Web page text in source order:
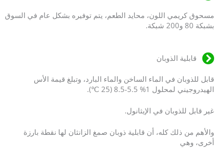
مسحوق كريمي اللون، محايد الطعم، يتم توفيره بشكل عام في السوق
بشبكة 80 و200 شبكة.
قابلية الذوبان
قابل للذوبان في الماء الساخن والماء البارد، وتبلغ قيمة الأس
الهيدروجيني لمحلول 1% 5.5-8.5 (25 ℃).
غير قابل للذوبان في الإيثانول.
والأهم من ذلك كله، أن قابلية ذوبان صمغ الزانثان لها نقطة بارزة
أخرى، وهي